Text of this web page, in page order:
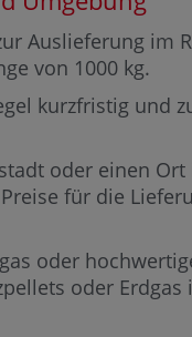
Auslieferung im
von 1000 kg.
kurzfristig und
oder einen
für die
oder
oder Erdgas